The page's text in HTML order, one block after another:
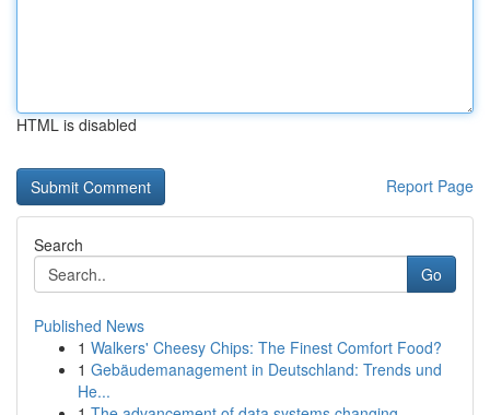
HTML is disabled
Report Page
Search
Go
Published News
1 Walkers' Cheesy Chips: The Finest Comfort Food?
1 Gebäudemanagement in Deutschland: Trends und
He...